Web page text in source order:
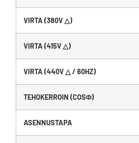
VIRTA (380V △)
VIRTA (415V △)
VIRTA (440V △ / 60HZ)
TEHOKERROIN (COSΦ)
ASENNUSTAPA